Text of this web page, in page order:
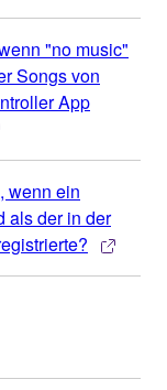
"no music"
Songs von
App
wenn ein
als der in der